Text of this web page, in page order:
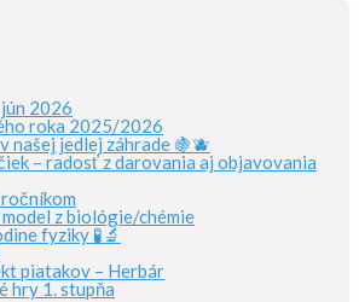
2026
roka 2025/2026
našej jedlej záhrade 🍇🫐
– radosť z darovania aj objavovania
z biológie/chémie
fyziky 🧪🔬
piatakov – Herbár
hry 1. stupňa